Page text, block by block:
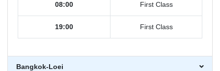
08:00 First Class
19:00 First Class
Bangkok-Loei